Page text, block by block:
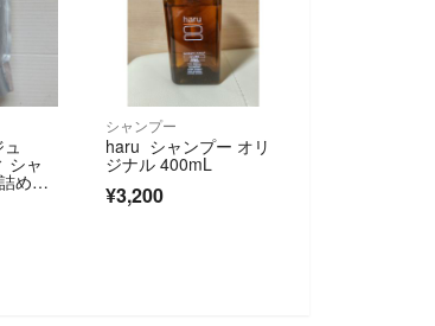
シャ
め替
シャンプー
haru シャンプー オリ
ジナル 400mL
¥3,200